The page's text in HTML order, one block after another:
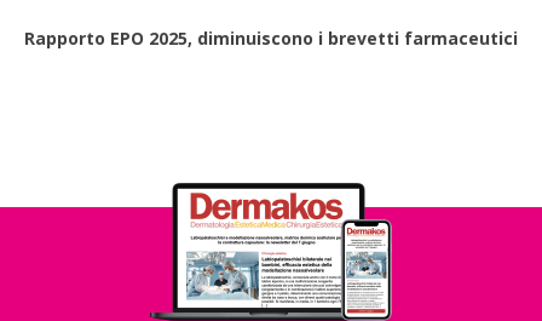
Rapporto EPO 2025, diminuiscono i brevetti farmaceutici